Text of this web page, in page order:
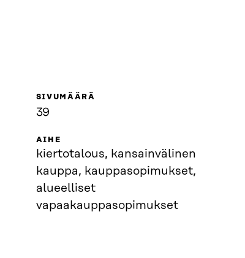
SIVUMÄÄRÄ
39
AIHE
kiertotalous, kansainvälinen
kauppa, kauppasopimukset,
alueelliset
vapaakauppasopimukset